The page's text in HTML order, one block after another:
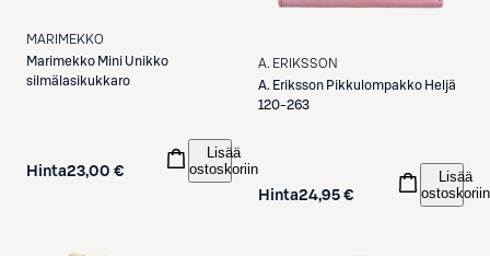
MARIMEKKO
Marimekko Mini Unikko
silmälasikukkaro
Hinta23,00 €
Lisää
ostoskoriin
A. ERIKSSON
A. Eriksson Pikkulompakko Heljä
120-263
Hinta24,95 €
Lisää
ostoskoriin